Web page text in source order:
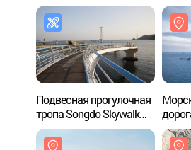
Подвесная прогулочная
тропа Songdo Skywalk
(송도 구름산책로
(스카이워크))
(부산